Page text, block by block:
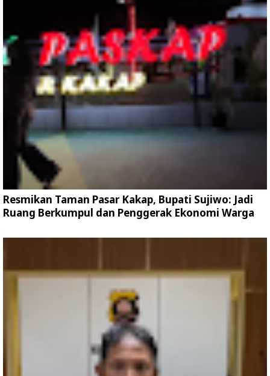
Resmikan Taman Pasar Kakap, Bupati Sujiwo: Jadi
Ruang Berkumpul dan Penggerak Ekonomi Warga